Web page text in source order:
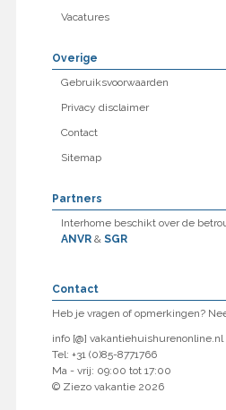
Vacatures
Overige
Gebruiksvoorwaarden
Privacy disclaimer
Contact
Sitemap
Partners
Interhome beschikt over de
ANVR& SGR
Contact
Heb je vragen of opmerkingen?
info [@] vakantiehuishurenonline.nl
Tel: +31 (0)85-8771766
Ma - vrij: 09:00 tot 17:00
© Ziezo vakantie 2026